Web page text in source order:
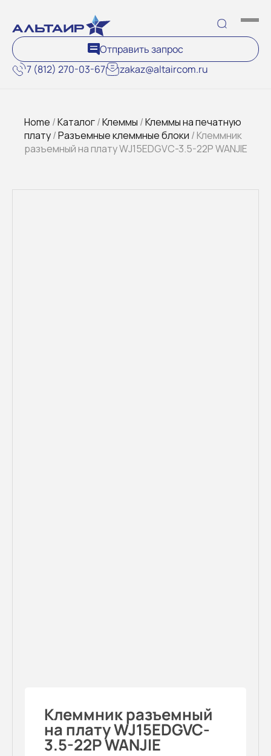
7 (812) 270-03-67 zakaz@altaircom.ru
Отправить запрос
Home /Каталог/Клеммы /Клеммы на печатную
плату/Разъемные клеммные блоки / Клеммник
разъемный на плату WJ15EDGVC-3.5-22P WANJIE
Клеммник разъемный
на плату WJ15EDGVC-
3.5-22P WANJIE